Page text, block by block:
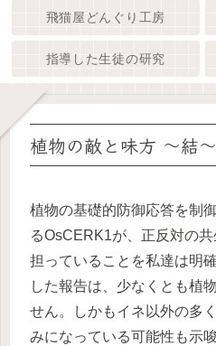
飛猫屋どんぐり工房
指導した生徒の研究
植物の敵と味方 〜結〜
植物の基礎的防御応答を制
るOsCERK1が、正反対の
担っていることを私達は明
した報告は、少なくとも植
せん。しかもイネ以外の多
みになっている可能性も示